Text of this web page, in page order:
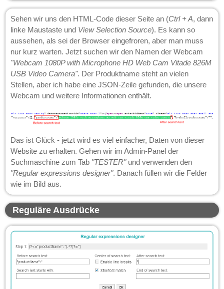
Sehen wir uns den HTML-Code dieser Seite an (Ctrl + A, dann
linke Maustaste und View Selection Source). Es kann so
aussehen, als sei der Browser eingefroren, aber man muss
nur kurz warten. Jetzt suchen wir den Namen der Webcam
"Webcam 1080P with Microphone HD Web Cam Vitade 826M
USB Video Camera". Der Produktname steht an vielen
Stellen, aber ich habe eine JSON-Zeile gefunden, die unsere
Webcam und weitere Informationen enthält.
Das ist Glück - jetzt wird es viel einfacher, Daten von dieser
Website zu erhalten. Gehen wir im Admin-Panel der
Suchmaschine zum Tab "TESTER"und verwenden den
"Regular expressions designer". Danach füllen wir die Felder
wie im Bild aus.
Reguläre Ausdrücke